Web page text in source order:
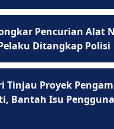
Pencurian Alat
Ditangkap Polisi
Tinjau Proyek
Bantah Isu